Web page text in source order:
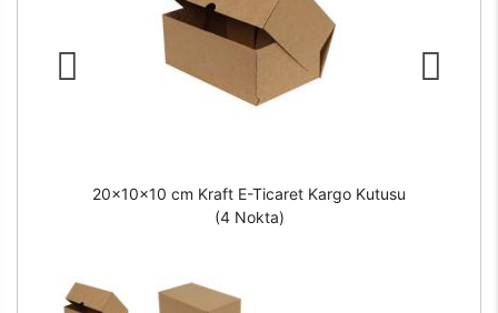
20x10x10 cm Kraft E-Ticaret Kargo Kutusu
(4 Nokta)